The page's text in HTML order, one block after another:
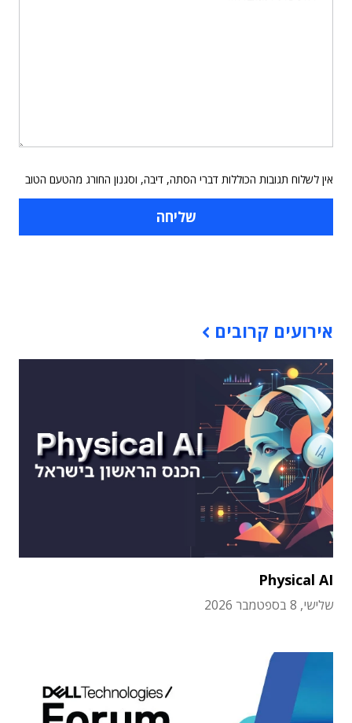
אין לשלוח תגובות הכוללות דברי הסתה, דיבה, וסגנון החורג מהטעם הטוב
אירועים קרובים
Physical AI
שלישי, 8 בספטמבר 2026